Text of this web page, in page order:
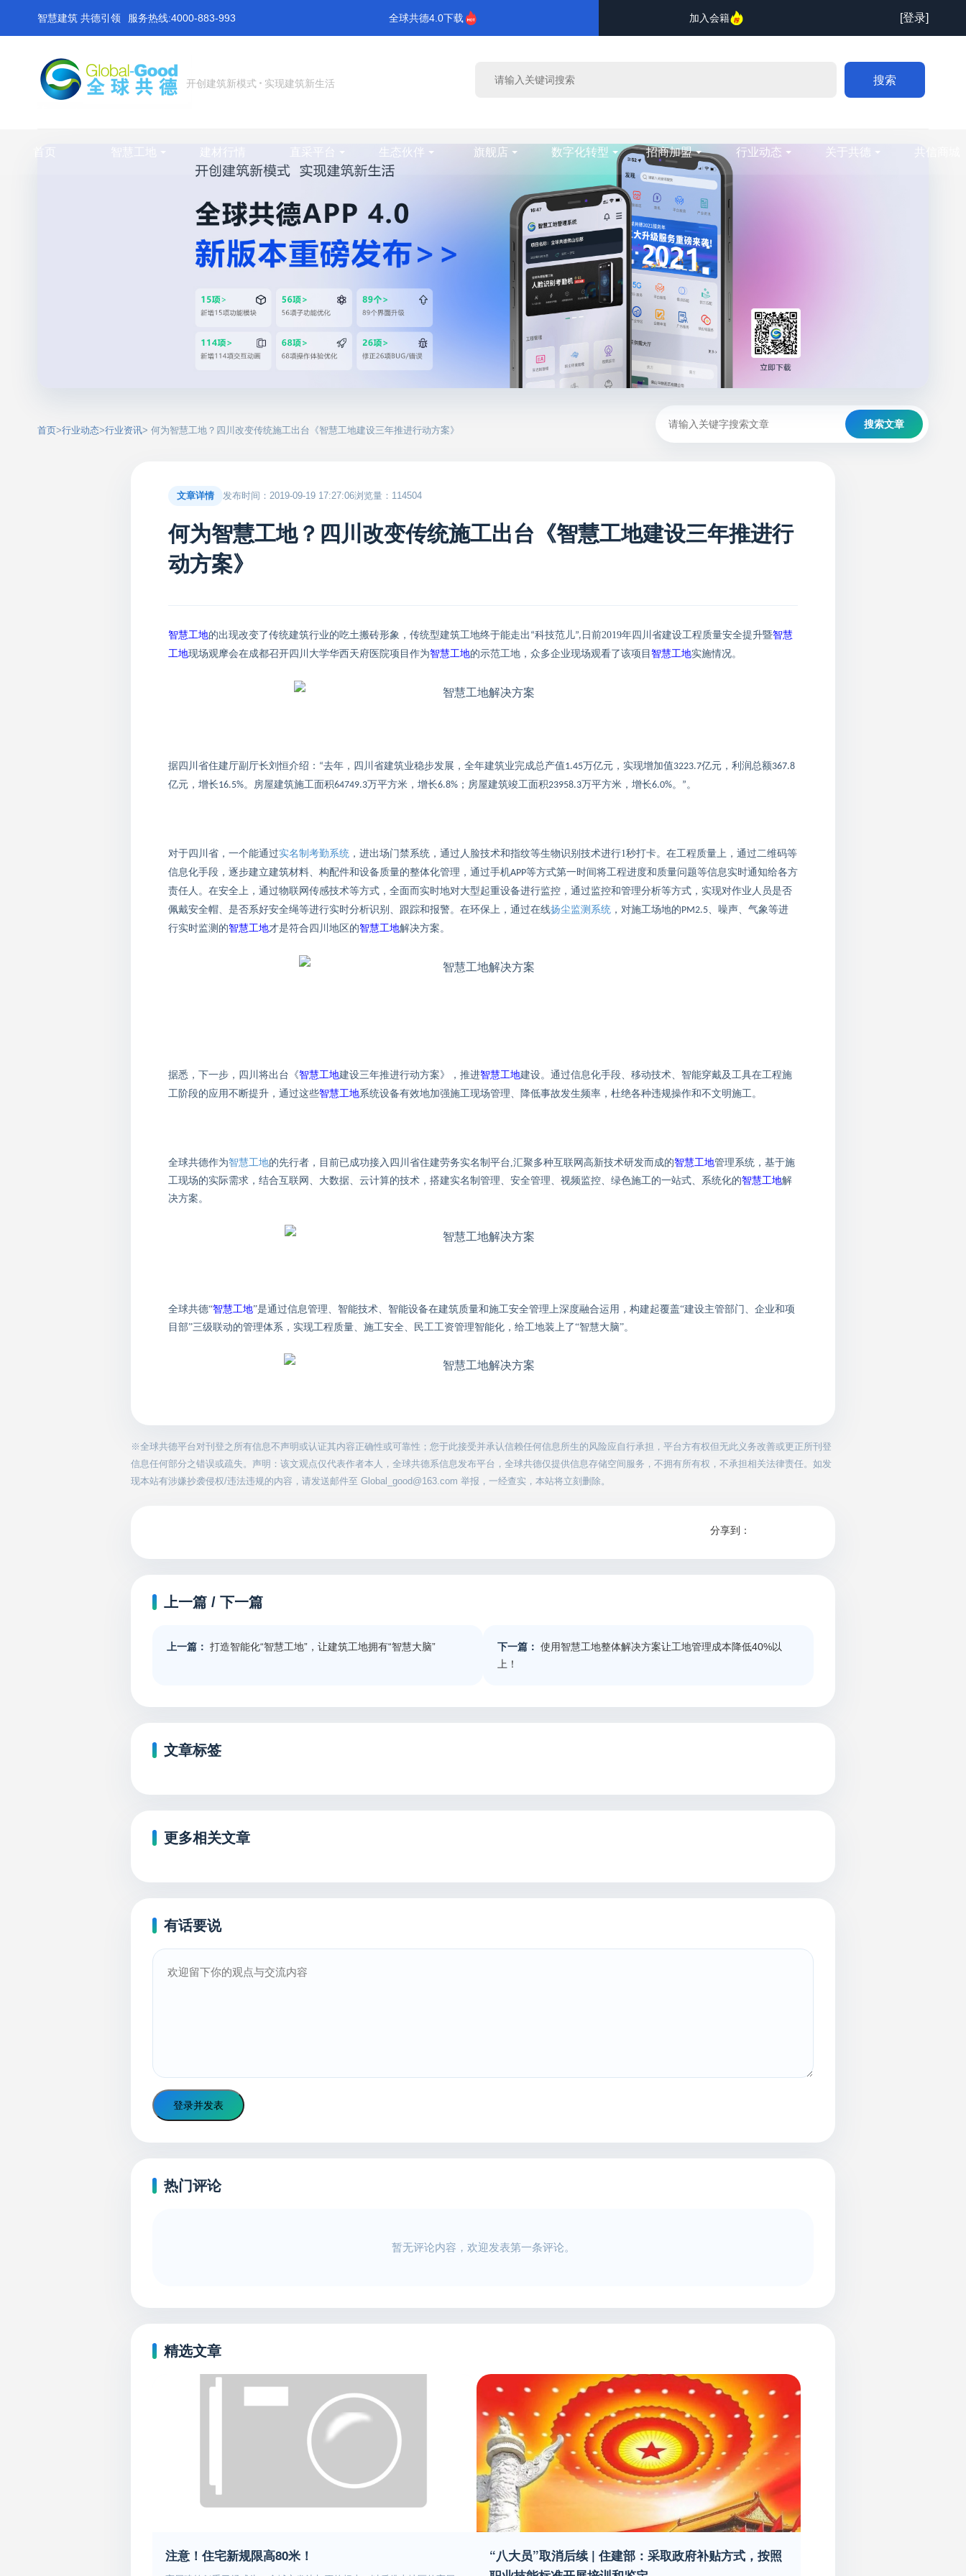
智慧建筑 共德引领 服务热线:4000-883-993 全球共德4.0下载 加入会籍 [登录]
开创建筑新模式 实现建筑新生活 搜索
首页 智慧工地 建材行情 直采平台 生态伙伴 旗舰店 数字化转型 招商加盟 行业动态 关于共德 共信商城
首页>行业动态>行业资讯> 何为智慧工地？四川改变传统施工出台《智慧工地建设三年推进行动方案》
搜索文章
文章详情 发布时间：2019-09-19 17:27:06浏览量：114504
何为智慧工地？四川改变传统施工出台《智慧工地建设三年推进行
动方案》
智慧工地的出现改变了传统建筑行业的吃土搬砖形象， 传统型建筑工地终于能走出 “科技范儿”, 日前2019年四川省建设工程质量安全提升暨智慧
工地现场观摩会在成都召开四川大学华西天府医院项目作为智慧工地的示范工地，众多企业现场观看了该项目 智慧工地实施情况。
据四川省住建厅副厅长刘恒介绍 ： “去年， 四川 省建筑业稳步发展，全年建筑业完成总产值1.45万亿元，实现增加值3223.7亿元，利润总额367.8
亿元，增长16.5%。房屋建筑施工面积64749.3万平方米，增长6.8% ；房屋建筑竣工面积23958.3万平方米，增长6.0%。 ”。
对于四川省，一个能通过实名制考勤系统 ，进出场门禁系统 ， 通过 人脸技术和指纹等生物识别技术进行1秒打卡。在工程质量上，通过二维码等
信息化手段，逐步建立建筑材料、构配件和设备质量的整体化管理 ，通过手机APP等方式第一时间将工程进度和质量问题等信息实时通知给各方
责任人。在安全上，通过物联网传感技术等方式，全面而实时地对大型起重设备进行监控，通过监控和管理分析等方式，实现对作业人员是否
佩戴安全帽、是否系好安全绳等进行实时分析识别、跟踪和报警。在环保上，通过在线扬尘监测系统 ，对施工场地的PM2.5、噪声、气象等进
行实时监测 的智慧工地才是符合四川地区的智慧工地解决方案。
据悉，下一步，四川将出台《智慧工地建设三年推进行动方案》，推进智慧工地建设。通过信息化手段、移动技术、智能穿戴及工具在工程施
工阶段的应用不断提升，通过这些智慧工地系统设备有效地加强施工现场管理、降低事故发生频率，杜绝各种违规操作和不文明施工。
全球共德作为智慧工地的先行者，目前已成功接入四川省住建劳务实名制平台,汇聚多种互联网高新技术研发而成的智慧工地管理系统，基于施
工现场的实际需求，结合互联网、大数据、云计算的技术，搭建实名制管理、安全管理、视频监控、绿色施工的一站式、系统化的智慧工地解
决方案。
全球共德“智慧工地”是通过信息管理、智能技术、智能设备在建筑质量和施工安全管理上深度融合运用，构建起覆盖“建设主管部门、企业和项
目部”三级联动的管理体系，实现工程质量、施工安全、民工工资管理智能化，给工地装上了“智慧大脑”。
※全球共德平台对刊登之所有信息不声明或认证其内容正确性或可靠性；您于此接受并承认信赖任何信息所生的风险应自行承担，平台方有权但无此义务改善或更正所刊登
信息任何部分之错误或疏失。声明：该文观点仅代表作者本人，全球共德系信息发布平台，全球共德仅提供信息存储空间服务，不拥有所有权，不承担相关法律责任。如发
现本站有涉嫌抄袭侵权/违法违规的内容，请发送邮件至 Global_good@163.com 举报，一经查实，本站将立刻删除。
分享到：
上一篇 / 下一篇
上一篇： 打造智能化“智慧工地”，让建筑工地拥有“智慧大脑” 下一篇： 使用智慧工地整体解决方案让工地管理成本降低40%以
上！
文章标签
更多相关文章
有话要说
登录并发表
热门评论
暂无评论内容，欢迎发表第一条评论。
精选文章
注意！住宅新规限高80米！
“八大员”取消后续 | 住建部：采取政府补贴方式，按照